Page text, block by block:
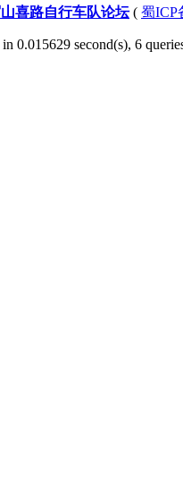
喜路自行车队论坛( 蜀ICP
in 0.015629 second(s), 6